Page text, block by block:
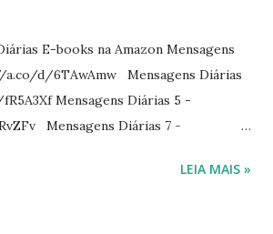
E-books na Amazon Mensagens
d/6TAwAmw Mensagens Diárias
Mensagens Diárias 5 -
Mensagens Diárias 7 -
Mensagens Diárias 10 -
LEIA MAIS »